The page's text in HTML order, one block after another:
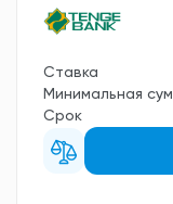
Ставка
Минимальная
Срок